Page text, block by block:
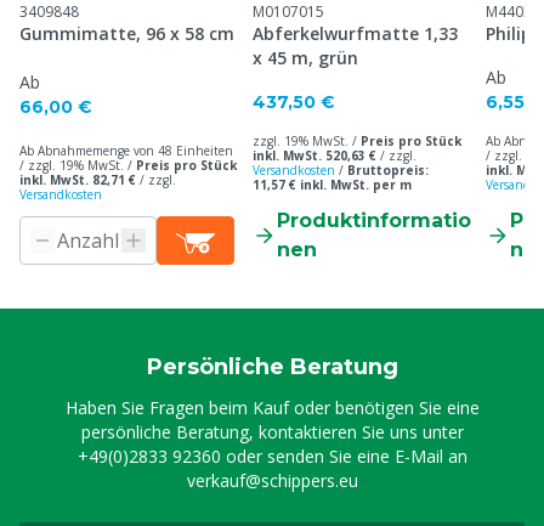
3409848
Gummimatte, 96 x 58 cm
Ab
66,00 €
Ab Abnahmemenge von 48 Einheiten
/ zzgl. 19% MwSt. / Preis pro Stück
inkl. MwSt. 82,71 € / zzgl.
Versandkosten
M0107015
Abferkelwurfmatte 1,33
x 45 m, grün
437,50 €
zzgl. 19% MwSt. / Preis pro Stück
inkl. MwSt. 520,63 € / zzgl.
Versandkosten / Bruttopreis:
11,57 € inkl. MwSt. per m
Produktinformatio
nen
Ab
6,55 €
Ab
/ zzgl.
inkl.
Persönliche Beratung
Haben Sie Fragen beim Kauf oder benötigen Sie eine
persönliche Beratung, kontaktieren Sie uns unter
+49(0)2833 92360 oder senden Sie eine E-Mail an
verkauf@schippers.eu